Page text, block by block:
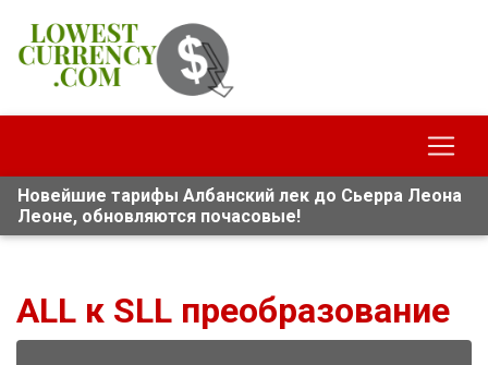
Новейшие тарифы Албанский лек до Сьерра Леона
Леоне, обновляются почасовые!
ALL к SLL преобразование